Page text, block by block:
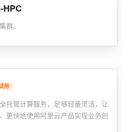
HPC
群。
用
托管计算服务，足够轻量灵活，让
更快地使用阿里云产品实现业务创